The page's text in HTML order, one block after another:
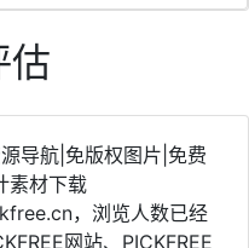
估
导航|免版权图片|免费
素材下载
，浏览人数已经
网站、PICKFREE